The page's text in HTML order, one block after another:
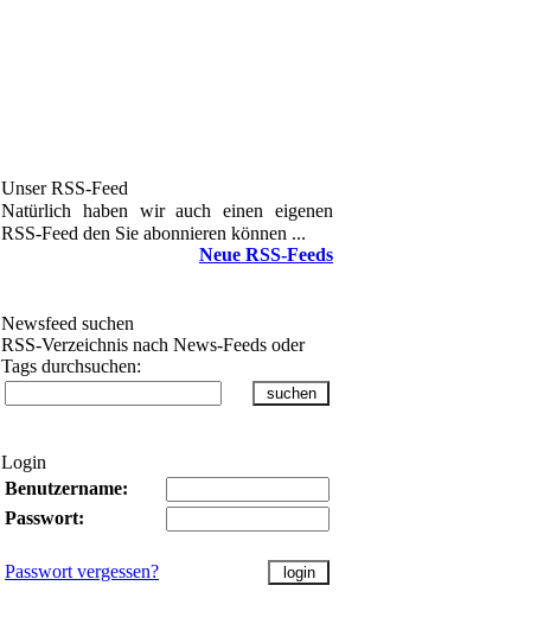
Unser RSS-Feed
Natürlich haben wir auch einen eigenen
RSS-Feed den Sie abonnieren können ...
Neue RSS-Feeds
Newsfeed suchen
RSS-Verzeichnis nach News-Feeds oder
Tags durchsuchen:
Login
Benutzername:
Passwort:
Passwort vergessen?